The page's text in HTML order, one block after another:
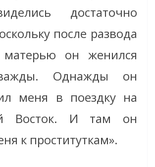
достаточно
после развода
он женился
Однажды он
меня в поездку на
Восток. И там он
к проституткам».